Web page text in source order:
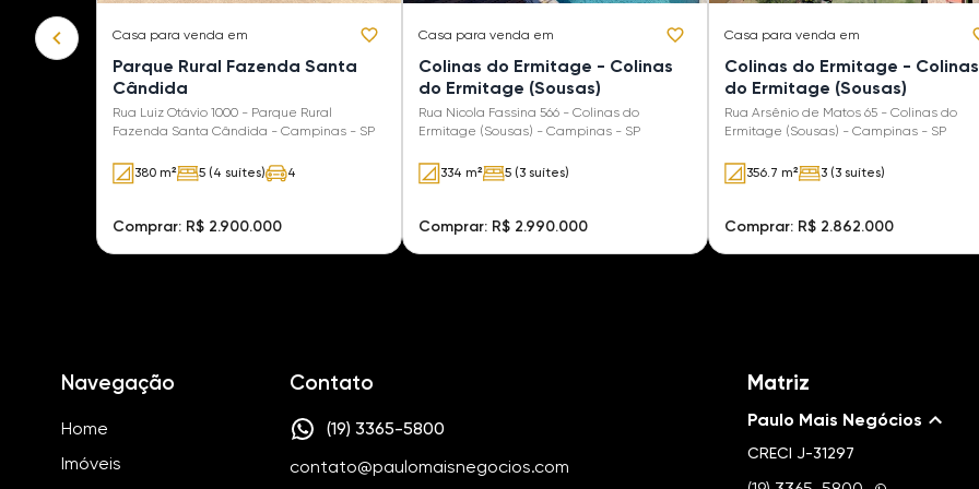
Casa para venda em
Parque Rural Fazenda Santa
Cândida
Rua Luiz Otávio 1000 - Parque Rural
Fazenda Santa Cândida - Campinas - SP
380 m² 5 (4 suítes) 4
Comprar: R$ 2.900.000
Casa para venda em
Colinas do Ermitage - Colinas
do Ermitage (Sousas)
Rua Nicola Fassina 566 - Colinas do
Ermitage (Sousas) - Campinas - SP
334 m² 5 (3 suítes)
Comprar: R$ 2.990.000
Casa para venda em
Colinas do Ermitage - Colinas
do Ermitage (Sousas)
Rua Arsênio de Matos 65 - Colinas do
Ermitage (Sousas) - Campinas - SP
356.7 m² 3 (3 suítes)
Comprar: R$ 2.862.000
Navegação
Home
Imóveis
Contato
(19) 3365-5800
contato@paulomaisnegocios.com
Matriz
Paulo Mais Negócios
CRECI J-31297